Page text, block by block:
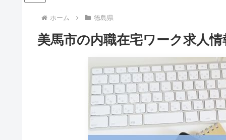
ホーム 徳島県
美馬市の内職在宅ワーク求人情